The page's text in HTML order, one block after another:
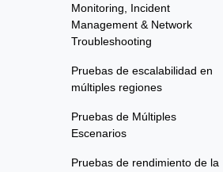
Monitoring, Incident
Management & Network
Troubleshooting
Pruebas de escalabilidad en
múltiples regiones
Pruebas de Múltiples
Escenarios
Pruebas de rendimiento de la